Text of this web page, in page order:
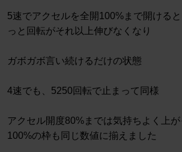
5速でアクセルを全開100%まで開ける
っと回転がそれ以上伸びなくなり
ガボガボ言い続けるだけの状態
4速でも、5250回転で止まって同様
アクセル開度80%までは気持ちよく上
100%の枠も同じ数値に揃えました